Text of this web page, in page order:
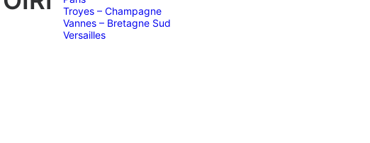
Troyes – Champagne
Vannes – Bretagne Sud
Versailles